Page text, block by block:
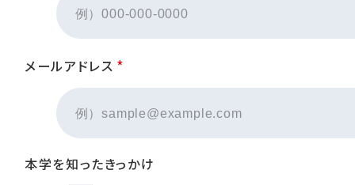
メールアドレス *
本学を知ったきっかけ